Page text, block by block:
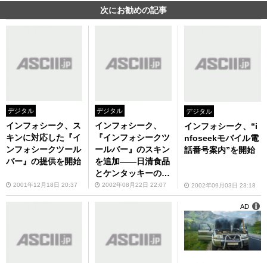
次にお勧めの記事
デジタル
インフォシーク、ス
キンに対応した『イ
ンフォシークツール
バー』の提供を開始
2001年12月18日 20:37
デジタル
インフォシーク、
『インフォシークツ
ールバー』のスキン
を追加――日清食品
とケンタッキーのス
キンが登場
2002年08月22日 22:07
デジタル
インフォシーク、“i
nfoseekモバイル電
話番号案内”を開始
2002年09月03日 23:18
AD